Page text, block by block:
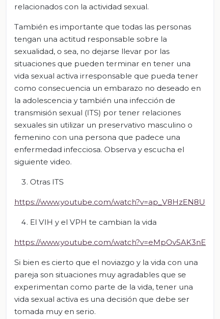
relacionados con la actividad sexual.
También es importante que todas las personas
tengan una actitud responsable sobre la
sexualidad, o sea, no dejarse llevar por las
situaciones que pueden terminar en tener una
vida sexual activa irresponsable que pueda tener
como consecuencia un embarazo no deseado en
la adolescencia y también una infección de
transmisión sexual (ITS) por tener relaciones
sexuales sin utilizar un preservativo masculino o
femenino con una persona que padece una
enfermedad infecciosa. Observa y escucha el
siguiente video.
Otras ITS
https://www.youtube.com/watch?v=ap_V8HzEN8U
El VIH y el VPH te cambian la vida
https://www.youtube.com/watch?v=eMpOv5AK3nE
Si bien es cierto que el noviazgo y la vida con una
pareja son situaciones muy agradables que se
experimentan como parte de la vida, tener una
vida sexual activa es una decisión que debe ser
tomada muy en serio.